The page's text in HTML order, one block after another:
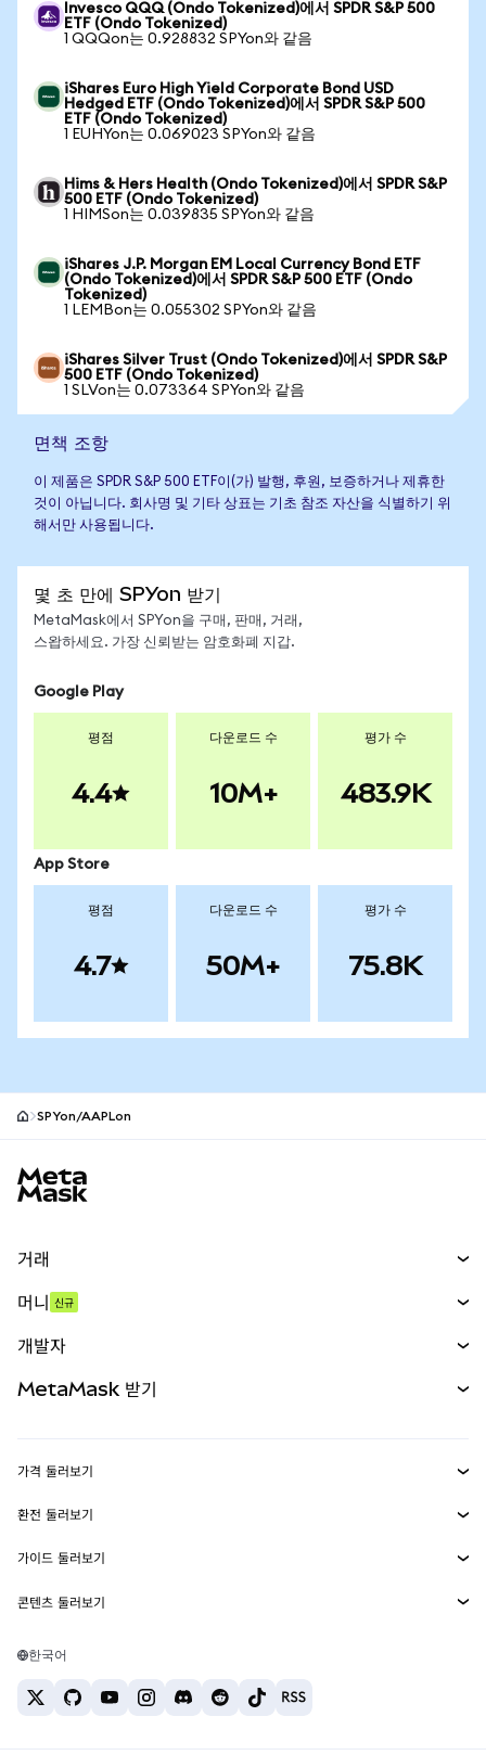
Invesco QQQ (Ondo Tokenized)에서 SPDR S&P 500
ETF (Ondo Tokenized)
1 QQQon는 0.928832 SPYon와 같음
iShares Euro High Yield Corporate Bond USD
Hedged ETF (Ondo Tokenized)에서 SPDR S&P 500
ETF (Ondo Tokenized)
1 EUHYon는 0.069023 SPYon와 같음
Hims & Hers Health (Ondo Tokenized)에서 SPDR S&P
500 ETF (Ondo Tokenized)
1 HIMSon는 0.039835 SPYon와 같음
iShares J.P. Morgan EM Local Currency Bond ETF
(Ondo Tokenized)에서 SPDR S&P 500 ETF (Ondo
Tokenized)
1 LEMBon는 0.055302 SPYon와 같음
iShares Silver Trust (Ondo Tokenized)에서 SPDR S&P
500 ETF (Ondo Tokenized)
1 SLVon는 0.073364 SPYon와 같음
면책 조항
이 제품은 SPDR S&P 500 ETF이(가) 발행, 후원, 보증하거나 제휴한
것이 아닙니다. 회사명 및 기타 상표는 기초 참조 자산을 식별하기 위
해서만 사용됩니다.
몇 초 만에 SPYon 받기
MetaMask에서 SPYon을 구매, 판매, 거래,
스왑하세요. 가장 신뢰받는 암호화폐 지갑.
Google Play
평점
4.4
다운로드 수
10M+
평가 수
483.9K
App Store
평점
4.7
다운로드 수
50M+
평가 수
75.8K
SPYon/AAPLon
거래
무기한 선물
실물자산
머니 신규
개발자
MetaMask Connect
Snaps
웹3 서비스
MetaMask 받기
보안
고객 지원
채용
가격 둘러보기
이더리움 가격
솔라나 가격
테더 가격
환전 둘러보기
ETH를 USD로 환전
USDT를 INR로 환전
BTC를 INR로 환전
ETH를 USDT로 환전
가이드 둘러보기
ETH 매수
USDT 매수
콘텐츠 둘러보기
솔라나 지갑
한국어